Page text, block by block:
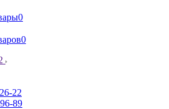
0
0
22
89